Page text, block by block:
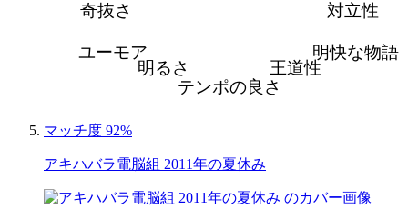
対立性
明快な物語
王道性
テンポの良さ
明るさ
ユーモア
奇抜さ
マッチ度 92%
アキハバラ電脳組 2011年の夏休み